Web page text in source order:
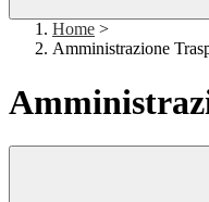
Home >
Amministrazione